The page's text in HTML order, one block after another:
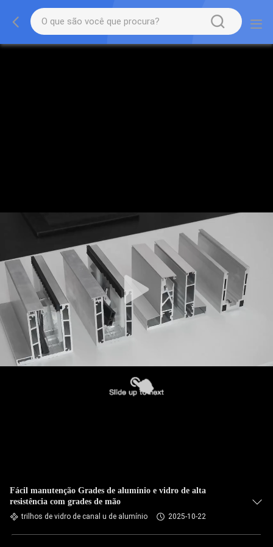
Fácil manutenção Grades de alumínio e vidro de alta
resistência com grades de mão
trilhos de vidro de canal u de alumínio 2025-10-22